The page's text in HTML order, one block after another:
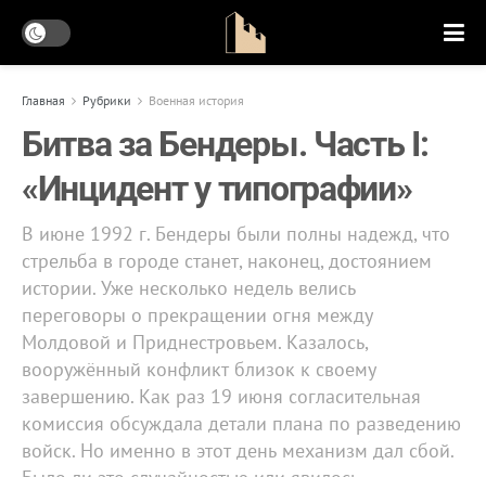
Главная Рубрики Военная история
Битва за Бендеры. Часть I:
«Инцидент у типографии»
В июне 1992 г. Бендеры были полны надежд, что
стрельба в городе станет, наконец, достоянием
истории. Уже несколько недель велись
переговоры о прекращении огня между
Молдовой и Приднестровьем. Казалось,
вооружённый конфликт близок к своему
завершению. Как раз 19 июня согласительная
комиссия обсуждала детали плана по разведению
войск. Но именно в этот день механизм дал сбой.